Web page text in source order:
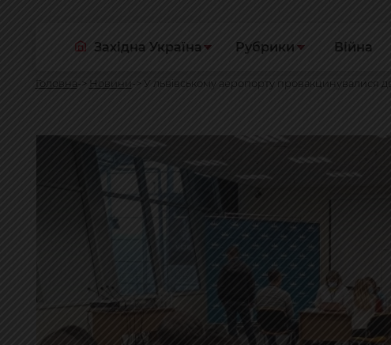
Західна Україна Рубрики Війна
Головна Новини У львівському аеропорту провакцинувалися